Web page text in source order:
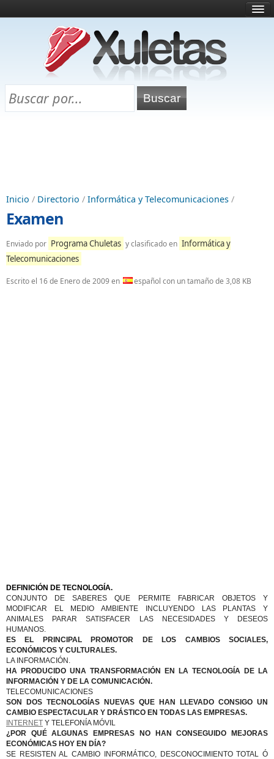
¿Qué es esto?
Directorio
Chuletas para exámenes
Inicio / Directorio / Informática y Telecomunicaciones /
Examen
Enviado por Programa Chuletas y clasificado en Informática y
Telecomunicaciones
Escrito el 16 de Enero de 2009en español con un tamaño de 3,08 KB
DEFINICIÓN DE TECNOLOGÍA.
CONJUNTO DE SABERES QUE PERMITE FABRICAR OBJETOS Y
MODIFICAR EL MEDIO AMBIENTE INCLUYENDO LAS PLANTAS Y
ANIMALES PARAR SATISFACER LAS NECESIDADES Y DESEOS
HUMANOS.
ES EL PRINCIPAL PROMOTOR DE LOS CAMBIOS SOCIALES,
ECONÓMICOS Y CULTURALES.
LA INFORMACIÓN.
HA PRODUCIDO UNA TRANSFORMACIÓN EN LA TECNOLOGÍA DE LA
INFORMACIÓN Y DE LA COMUNICACIÓN.
TELECOMUNICACIONES
SON DOS TECNOLOGÍAS NUEVAS QUE HAN LLEVADO CONSIGO UN
CAMBIO ESPECTACULAR Y DRÁSTICO EN TODAS LAS EMPRESAS.
INTERNET Y TELEFONÍA MÓVIL
¿POR QUÉ ALGUNAS EMPRESAS NO HAN CONSEGUIDO MEJORAS
ECONÓMICAS HOY EN DÍA?
SE RESISTEN AL CAMBIO INFORMÁTICO, DESCONOCIMIENTO TOTAL Ó